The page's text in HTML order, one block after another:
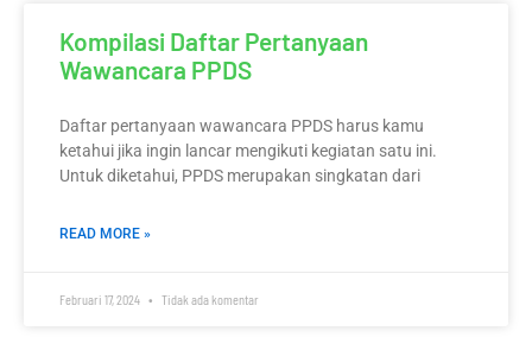
Kompilasi Daftar Pertanyaan
Wawancara PPDS
Daftar pertanyaan wawancara PPDS harus kamu
ketahui jika ingin lancar mengikuti kegiatan satu ini.
Untuk diketahui, PPDS merupakan singkatan dari
READ MORE »
Februari 17, 2024 Tidak ada komentar